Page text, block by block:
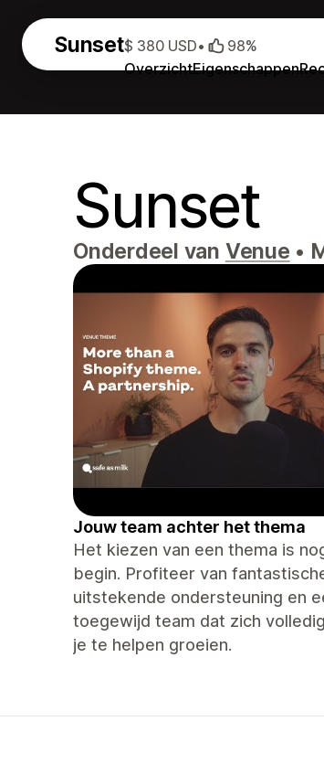
Sunset
OverzichtEigenschappen
$ 380 USD• 98%
Sunset
Onderdeel van Venue •
Jouw team achter het thema
Het kiezen van een thema is
begin. Profiteer van
uitstekende ondersteuning en
toegewijd team dat zich
je te helpen groeien.